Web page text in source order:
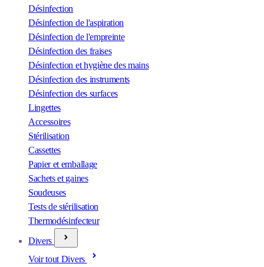
Désinfection
Désinfection de l'aspiration
Désinfection de l'empreinte
Désinfection des fraises
Désinfection et hygiène des mains
Désinfection des instruments
Désinfection des surfaces
Lingettes
Accessoires
Stérilisation
Cassettes
Papier et emballage
Sachets et gaines
Soudeuses
Tests de stérilisation
Thermodésinfecteur
Divers
Voir tout Divers